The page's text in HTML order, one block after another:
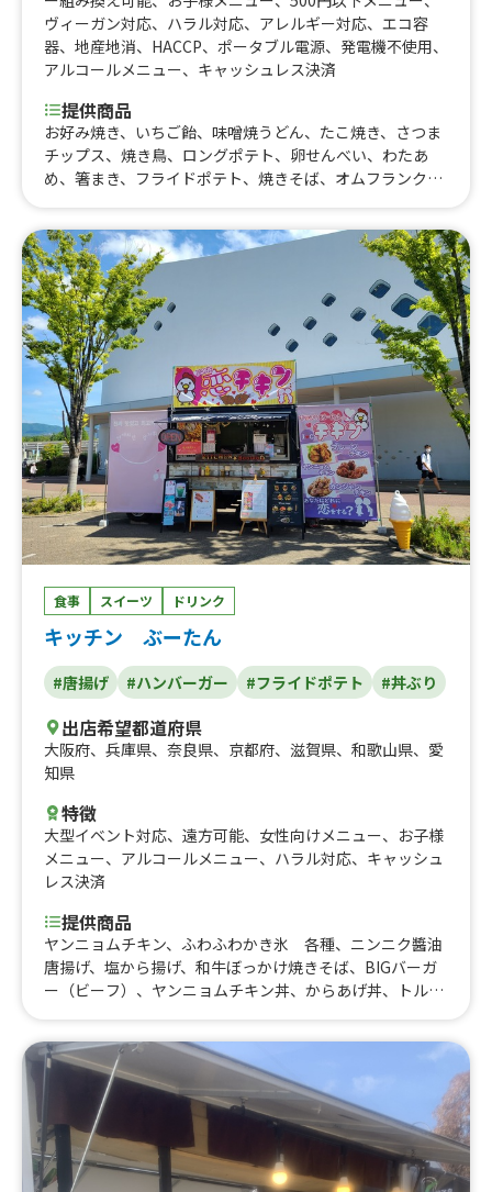
ヴィーガン対応、 ハラル対応、 アレルギー対応、 エコ容
器、 地産地消、 HACCP、 ポータブル電源、 発電機不使用、
アルコールメニュー、 キャッシュレス決済
提供商品
お好み焼き、いちご飴、味噌焼うどん、たこ焼き、さつま
チップス、焼き鳥、ロングポテト、卵せんべい、わたあ
め、箸まき、フライドポテト、焼きそば、オムフランク、
食事 スイーツ ドリンク
キッチン ぶーたん
#唐揚げ #ハンバーガー #フライドポテト #丼ぶり
出店希望都道府県
大阪府、 兵庫県、 奈良県、 京都府、 滋賀県、 和歌山県、 愛
知県
特徴
大型イベント対応、 遠方可能、 女性向けメニュー、 お子様
メニュー、 アルコールメニュー、 ハラル対応、 キャッシュ
レス決済
提供商品
ヤンニョムチキン、ふわふわかき氷 各種、ニンニク醬油
唐揚げ、塩から揚げ、和牛ぼっかけ焼きそば、BIGバーガ
ー（ビーフ）、ヤンニョムチキン丼、からあげ丼、トルネ
キンバーガー、ハリケーンポテト、ヤンニョムハニーマス
タードチキン、ヤンニョムチーズチキン、カンジャンチキ
ン、プレーンチキン、愛すポテト